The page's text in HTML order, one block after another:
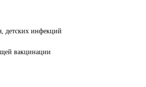
детских инфекций
вакцинации